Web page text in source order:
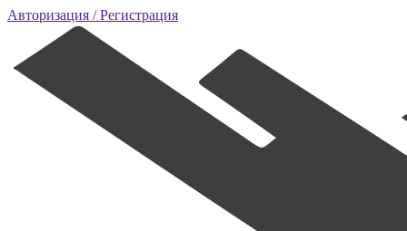
Авторизация / Регистрация